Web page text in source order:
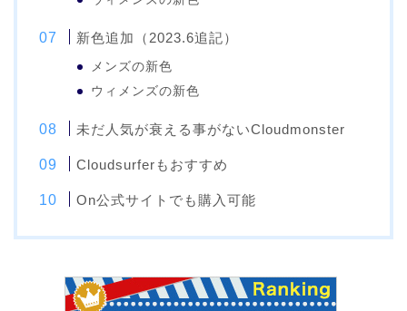
新色追加（2023.6追記）
メンズの新色
ウィメンズの新色
未だ人気が衰える事がないCloudmonster
Cloudsurferもおすすめ
On公式サイトでも購入可能